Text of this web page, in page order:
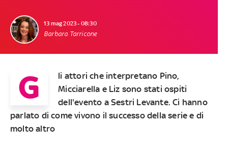
13 mag 2023 - 08:30
Barbara Tarricone
G
li attori che interpretano Pino,
Micciarella e Liz sono stati ospiti
dell'evento a Sestri Levante. Ci hanno
parlato di come vivono il successo della serie e di
molto altro